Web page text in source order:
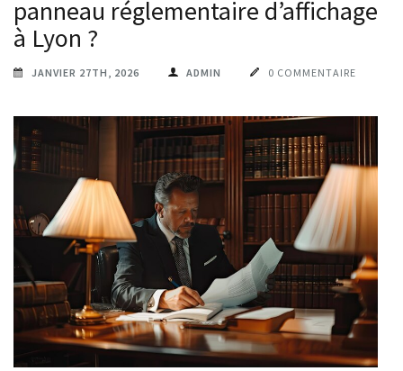
panneau réglementaire d’affichage
à Lyon ?
JANVIER 27TH, 2026 ADMIN 0 COMMENTAIRE